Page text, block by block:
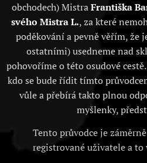
obchodech) MistraFrantiška
svého Mistra L., za které
poděkování a pevně věřím, že
ostatními) usedneme nad
pohovoříme o této osudové
kdo se bude řídit tímto
vůle a přebírá takto plnou
myšlenky,
Tento průvodce je
registrované uživatele a to